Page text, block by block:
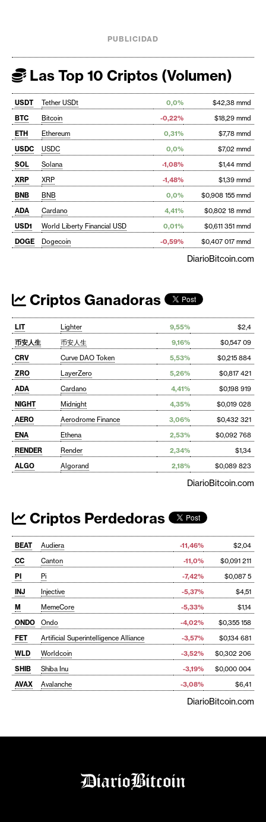
PUBLICIDAD
Las Top 10 Criptos (Volumen)
USDT Tether USDt 0,0%
$42,38 mmd
BTC
Bitcoin -0,22%
$18,29 mmd
ETH
Ethereum 0,31%
$7,78 mmd
USDC
USDC 0,0%
$7,02 mmd
SOL
Solana -1,08%
$1,44 mmd
XRP
XRP -1,48%
$1,39 mmd
BNB
BNB 0,0%
$0,908 155 mmd
ADA
Cardano 4,41%
$0,802 18 mmd
USD1
World Liberty Financial USD 0,01%
$0,611 351 mmd
DOGE
Dogecoin -0,59% $0,407 017 mmd
DiarioBitcoin.com
Criptos Ganadoras
LIT Lighter 9,55%
$2,4
币安人生
币安人生 9,16%
$0,547 09
CRV
Curve DAO Token 5,53%
$0,215 884
ZRO
LayerZero 5,26%
$0,817 421
ADA
Cardano 4,41%
$0,198 919
NIGHT
Midnight 4,35%
$0,019 028
AERO
Aerodrome Finance 3,06%
$0,432 321
ENA
Ethena 2,53%
$0,092 768
RENDER
Render 2,34%
$1,34
ALGO
Algorand 2,18% $0,089 823
DiarioBitcoin.com
Criptos Perdedoras
BEAT Audiera -11,46%
$2,04
CC
Canton -11,0%
$0,091 211
PI
Pi -7,42%
$0,087 5
INJ
Injective -5,37%
$4,51
M
MemeCore -5,33%
$1,14
ONDO
Ondo -4,02%
$0,355 158
FET
Artificial Superintelligence Alliance -3,57%
$0,134 681
WLD
Worldcoin -3,52%
$0,302 206
SHIB
Shiba Inu -3,19%
$0,000 004
AVAX
Avalanche -3,08% $6,41
DiarioBitcoin.com